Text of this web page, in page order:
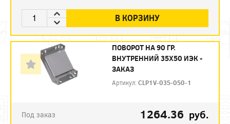
В КОРЗИНУ
ПОВОРОТ НА 90 ГР.
ВНУТРЕННИЙ 35Х50 ИЭК -
ЗАКАЗ
Артикул:CLP1V-035-050-1
Под заказ 1264.36 руб.